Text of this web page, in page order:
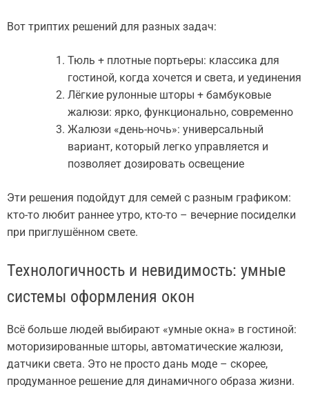
Вот триптих решений для разных задач:
Тюль + плотные портьеры: классика для
гостиной, когда хочется и света, и уединения
Лёгкие рулонные шторы + бамбуковые
жалюзи: ярко, функционально, современно
Жалюзи «день-ночь»: универсальный
вариант, который легко управляется и
позволяет дозировать освещение
Эти решения подойдут для семей с разным графиком:
кто-то любит раннее утро, кто-то – вечерние посиделки
при приглушённом свете.
Технологичность и невидимость: умные
системы оформления окон
Всё больше людей выбирают «умные окна» в гостиной:
моторизированные шторы, автоматические жалюзи,
датчики света. Это не просто дань моде – скорее,
продуманное решение для динамичного образа жизни.